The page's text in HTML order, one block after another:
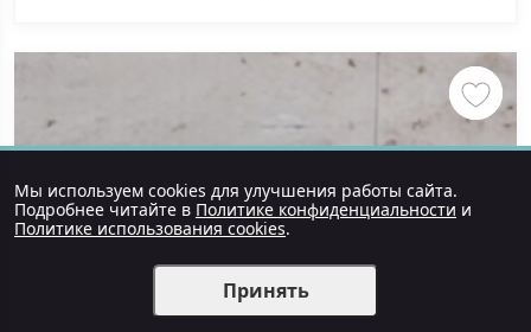
Мы используем cookies для улучшения работы сайта.
Подробнее читайте в Политике конфиденциальности и
Политике использования cookies.
Принять